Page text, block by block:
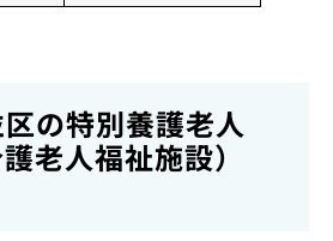
の特別養護老人
老人福祉施設）